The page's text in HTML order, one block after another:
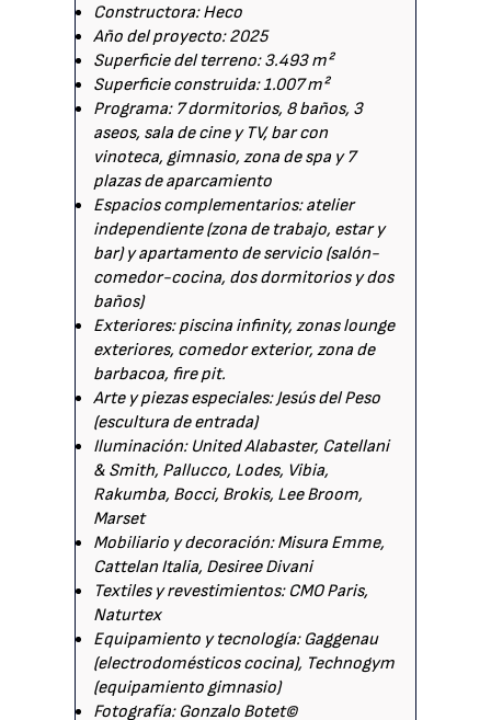
Constructora: Heco
Año del proyecto: 2025
Superficie del terreno: 3.493 m²
Superficie construida: 1.007 m²
Programa: 7 dormitorios, 8 baños, 3
aseos, sala de cine y TV, bar con
vinoteca, gimnasio, zona de spa y 7
plazas de aparcamiento
Espacios complementarios: atelier
independiente (zona de trabajo, estar y
bar) y apartamento de servicio (salón-
comedor-cocina, dos dormitorios y dos
baños)
Exteriores: piscina infinity, zonas lounge
exteriores, comedor exterior, zona de
barbacoa, fire pit.
Arte y piezas especiales: Jesús del Peso
(escultura de entrada)
Iluminación: United Alabaster, Catellani
& Smith, Pallucco, Lodes, Vibia,
Rakumba, Bocci, Brokis, Lee Broom,
Marset
Mobiliario y decoración: Misura Emme,
Cattelan Italia, Desiree Divani
Textiles y revestimientos: CMO Paris,
Naturtex
Equipamiento y tecnología: Gaggenau
(electrodomésticos cocina), Technogym
(equipamiento gimnasio)
Fotografía: Gonzalo Botet©